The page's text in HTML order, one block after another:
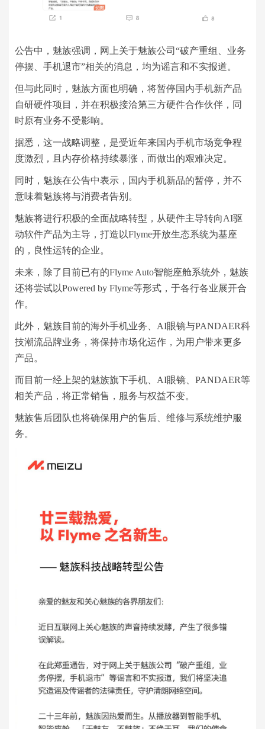
公告中，魅族强调，网上关于魅族公司“破产重组、业务
停摆、手机退市”相关的消息，均为谣言和不实报道。
但与此同时，魅族方面也明确，将暂停国内手机新产品
自研硬件项目，并在积极接洽第三方硬件合作伙伴，同
时原有业务不受影响。
据悉，这一战略调整，是受近年来国内手机市场竞争程
度激烈，且内存价格持续暴涨，而做出的艰难决定。
同时，魅族在公告中表示，国内手机新品的暂停，并不
意味着魅族将与消费者告别。
魅族将进行积极的全面战略转型，从硬件主导转向AI驱
动软件产品为主导，打造以Flyme开放生态系统为基座
的，良性运转的企业。
未来，除了目前已有的Flyme Auto智能座舱系统外，魅族
还将尝试以Powered by Flyme等形式，于各行各业展开合
作。
此外，魅族目前的海外手机业务、AI眼镜与PANDAER科
技潮流品牌业务，将保持市场化运作，为用户带来更多
产品。
而目前一经上架的魅族旗下手机、AI眼镜、PANDAER等
相关产品，将正常销售，服务与权益不变。
魅族售后团队也将确保用户的售后、维修与系统维护服
务。